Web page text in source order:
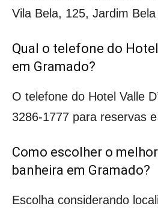
Vila Bela, 125, Jardim
Qual o telefone do
em Gramado?
O telefone do Hotel Valle
3286-1777 para reservas
Como escolher o
banheira em Gramado?
Escolha considerando